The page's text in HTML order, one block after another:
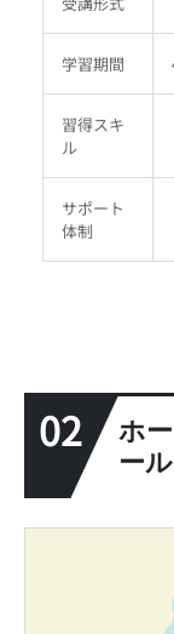
学習期間
習得スキ
ル
サポート
体制
02
ホ
ー